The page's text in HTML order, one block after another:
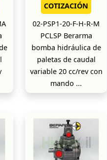
COTIZACIÓN
02-PSP1-20-F-H-R-M
PCLSP Berarma
bomba hidráulica de
paletas de caudal
variable 20 cc/rev con
mando ...